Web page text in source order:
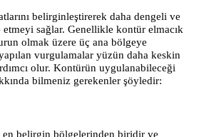
belirginleştirerek daha dengeli ve
sağlar. Genellikle kontür elmacık
olmak üzere üç ana bölgeye
vurgulamalar yüzün daha keskin
olur. Kontürün uygulanabileceği
bilmeniz gerekenler şöyledir:
belirgin bölgelerinden biridir ve